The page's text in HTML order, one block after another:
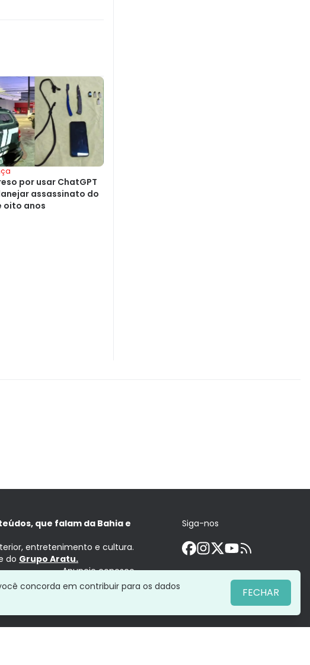
por usar ChatGPT
assassinato do
oito anos
que falam da Bahia e
entretenimento e cultura.
do Grupo Aratu.
Anuncie conosco
Siga-nos
concorda em contribuir para os dados
FECHAR